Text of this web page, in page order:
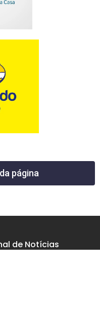
página
de Notícias